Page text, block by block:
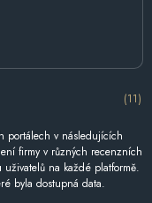
(11)
portálech v následujících
firmy v různých recenzních
na každé platformě.
byla dostupná data.